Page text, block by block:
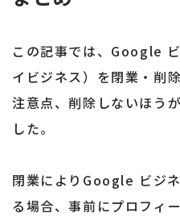
この記事では、Google
イビジネス）を閉業・削
注意点、削除しないほう
した。
閉業によりGoogle ビジ
る場合、事前にプロフィ